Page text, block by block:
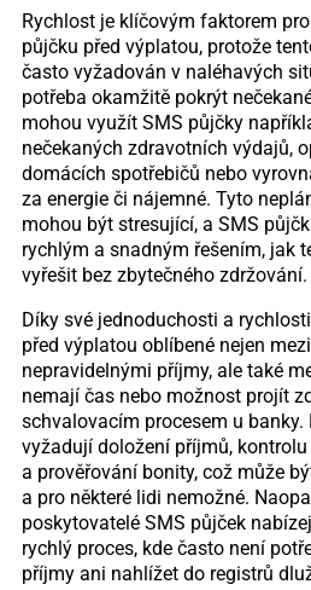
Rychlost je klíčovým faktorem
půjčku před výplatou, protože
často vyžadován v naléhavých
potřeba okamžitě pokrýt
mohou využít SMS půjčky
nečekaných zdravotních výdajů,
domácích spotřebičů nebo
za energie či nájemné. Tyto
mohou být stresující, a SMS
rychlým a snadným řešením, jak
vyřešit bez zbytečného zdržování.
Díky své jednoduchosti a
před výplatou oblíbené nejen
nepravidelnými příjmy, ale také
nemají čas nebo možnost projít
schvalovacím procesem u banky.
vyžadují doložení příjmů,
a prověřování bonity, což může
a pro některé lidi nemožné.
poskytovatelé SMS půjček
rychlý proces, kde často není
příjmy ani nahlížet do registrů